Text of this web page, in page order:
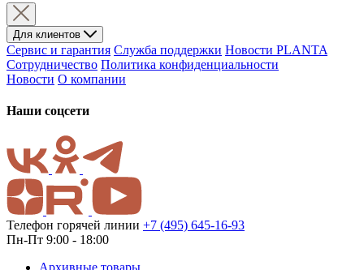
Для клиентов
Сервис и гарантия Служба поддержки Новости PLANTA
Сотрудничество Политика конфиденциальности
Новости О компании
Наши соцсети
Телефон горячей линии +7 (495) 645-16-93
Пн-Пт 9:00 - 18:00